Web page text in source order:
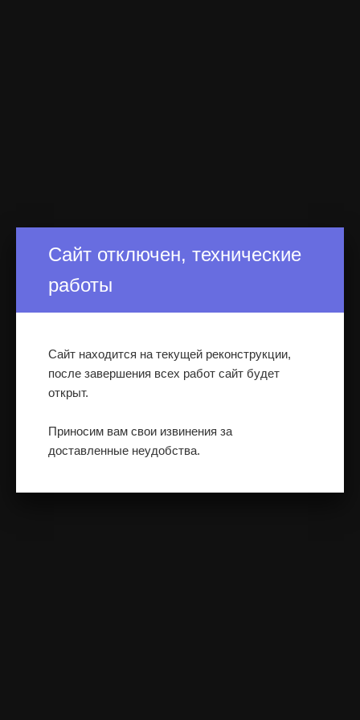
Сайт отключен, технические
работы
Сайт находится на текущей реконструкции,
после завершения всех работ сайт будет
открыт.
Приносим вам свои извинения за
доставленные неудобства.